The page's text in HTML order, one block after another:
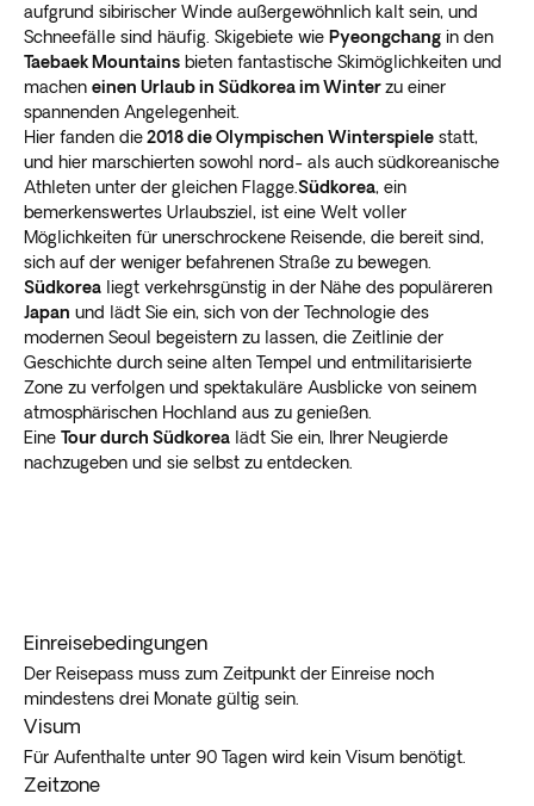
aufgrund sibirischer Winde außergewöhnlich kalt sein, und
Schneefälle sind häufig. Skigebiete wie Pyeongchang in den
Taebaek Mountains bieten fantastische Skimöglichkeiten und
machen einen Urlaub in Südkorea im Winterzu einer
spannenden Angelegenheit.
Hier fanden die2018 die Olympischen Winterspiele statt,
und hier marschierten sowohl nord- als auch südkoreanische
Athleten unter der gleichen Flagge.Südkorea, ein
bemerkenswertes Urlaubsziel, ist eine Welt voller
Möglichkeiten für unerschrockene Reisende, die bereit sind,
sich auf der weniger befahrenen Straße zu bewegen.
Südkorea liegt verkehrsgünstig in der Nähe des populäreren
Japan und lädt Sie ein, sich von der Technologie des
modernen Seoul begeistern zu lassen, die Zeitlinie der
Geschichte durch seine alten Tempel und entmilitarisierte
Zone zu verfolgen und spektakuläre Ausblicke von seinem
atmosphärischen Hochland aus zu genießen.
Eine Tour durch Südkorea lädt Sie ein, Ihrer Neugierde
nachzugeben und sie selbst zu entdecken.
Einreisebedingungen
Der Reisepass muss zum Zeitpunkt der Einreise noch
mindestens drei Monate gültig sein.
Visum
Für Aufenthalte unter 90 Tagen wird kein Visum benötigt.
Zeitzone